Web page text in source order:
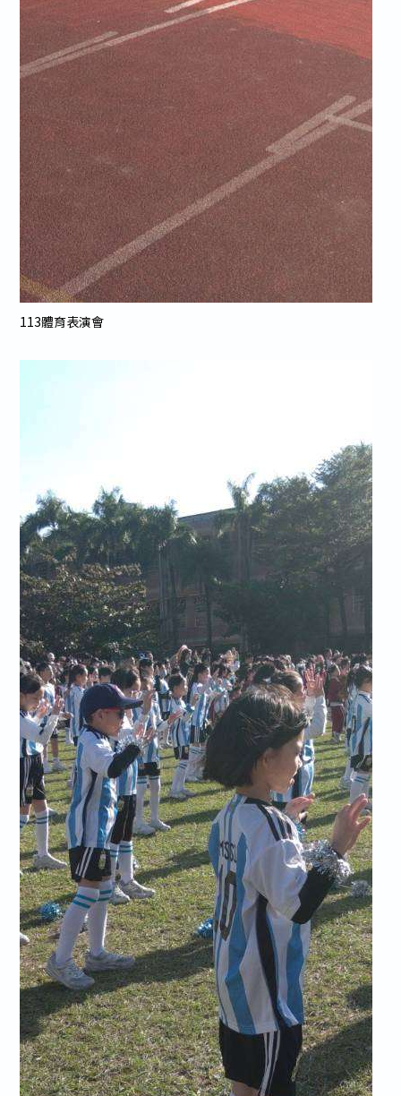
113體育表演會